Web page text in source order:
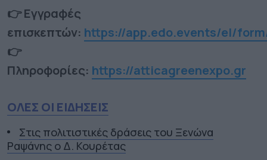
👉 Εγγραφές
επισκεπτών: https://app.edo.events/el/
👉
Πληροφορίες: https://atticagreenexpo.gr
ΟΛΕΣ ΟΙ ΕΙΔΗΣΕΙΣ
Στις πολιτιστικές δράσεις του Ξενώνα
Ραψάνης ο Δ. Κουρέτας